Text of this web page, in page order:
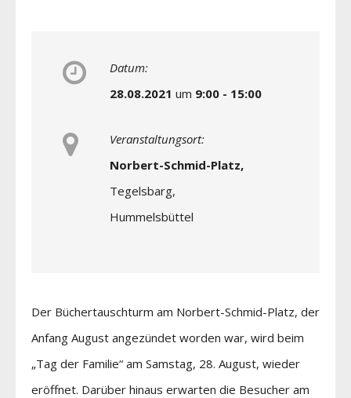
Datum:
28.08.2021 um 9:00 - 15:00
Veranstaltungsort:
Norbert-Schmid-Platz,
Tegelsbarg,
Hummelsbüttel
Der Büchertauschturm am Norbert-Schmid-Platz, der
Anfang August angezündet worden war, wird beim
„Tag der Familie“ am Samstag, 28. August, wieder
eröffnet. Darüber hinaus erwarten die Besucher am